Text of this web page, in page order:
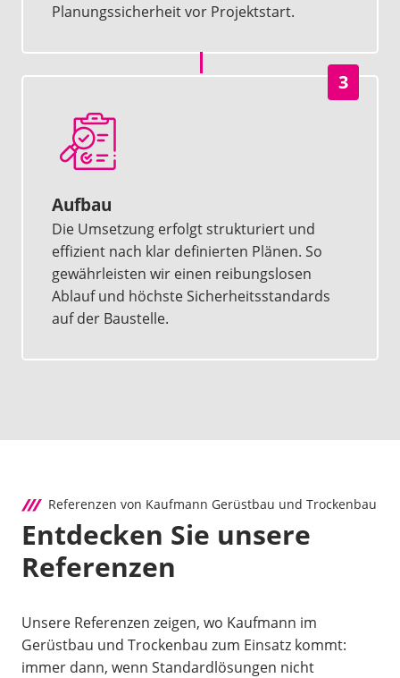
Planungssicherheit vor Projektstart.
3
Aufbau
Die Umsetzung erfolgt strukturiert und
effizient nach klar definierten Plänen. So
gewährleisten wir einen reibungslosen
Ablauf und höchste Sicherheitsstandards
auf der Baustelle.
Referenzen von Kaufmann Gerüstbau und Trockenbau
Entdecken Sie unsere
Referenzen
Unsere Referenzen zeigen, wo Kaufmann im
Gerüstbau und Trockenbau zum Einsatz kommt:
immer dann, wenn Standardlösungen nicht